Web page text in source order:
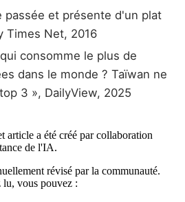
passée et présente d'un plat
Times Net, 2016
consomme le plus de
dans le monde ? Taïwan ne
3 », DailyView, 2025
article a été créé par collaboration
de l'IA.
révisé par la communauté.
lu, vous pouvez :